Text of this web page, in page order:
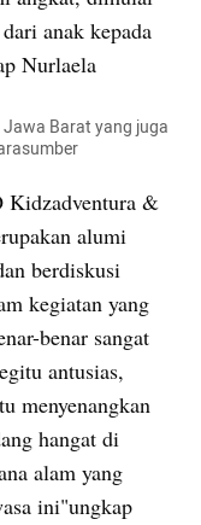
anak kepada
Nurlaela
Jawa Barat yang juga
Kidzadventura &
alumi
berdiskusi
kegiatan yang
benar sangat
antusias,
menyenangkan
hangat di
alam yang
ini"ungkap